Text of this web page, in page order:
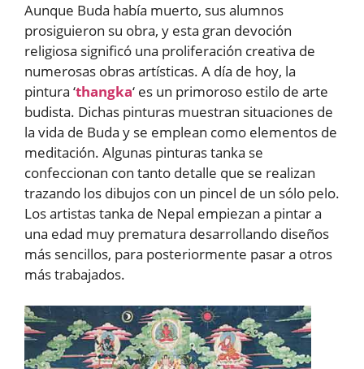
Aunque Buda había muerto, sus alumnos
prosiguieron su obra, y esta gran devoción
religiosa significó una proliferación creativa de
numerosas obras artísticas. A día de hoy, la
pintura ‘thangka‘ es un primoroso estilo de arte
budista. Dichas pinturas muestran situaciones de
la vida de Buda y se emplean como elementos de
meditación. Algunas pinturas tanka se
confeccionan con tanto detalle que se realizan
trazando los dibujos con un pincel de un sólo pelo.
Los artistas tanka de Nepal empiezan a pintar a
una edad muy prematura desarrollando diseños
más sencillos, para posteriormente pasar a otros
más trabajados.